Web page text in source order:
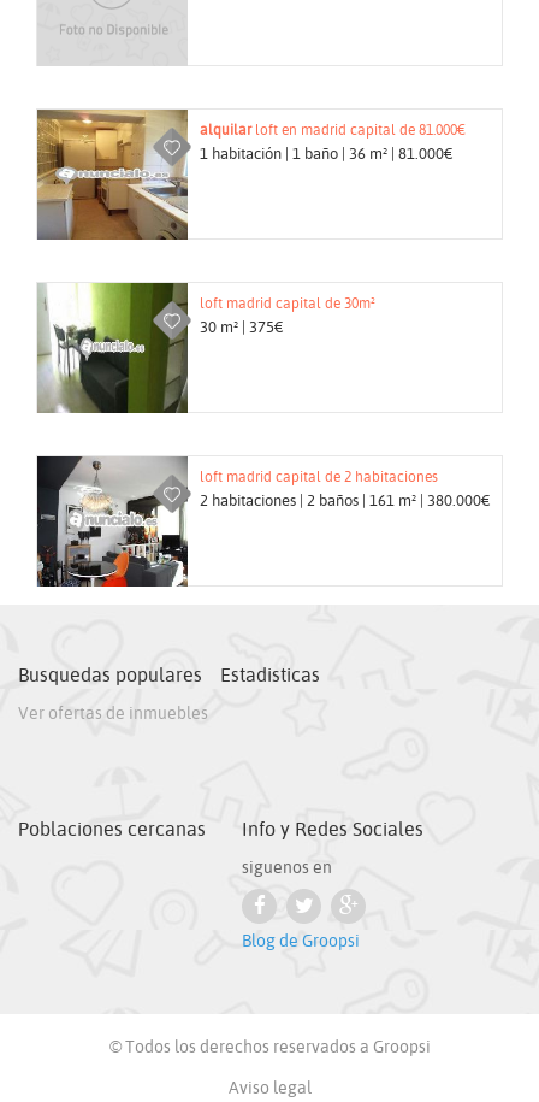
alquilarloft en madrid capital de 81.000€
1 habitación | 1 baño | 36 m² | 81.000€
loft madrid capital de 30m²
30 m² | 375€
loft madrid capital de 2 habitaciones
2 habitaciones | 2 baños | 161 m² | 380.000€
Busquedas populares Estadisticas
Ver ofertas de inmuebles
Poblaciones cercanas Info y Redes Sociales
siguenos en
Blog de Groopsi
© Todos los derechos reservados a Groopsi
Aviso legal